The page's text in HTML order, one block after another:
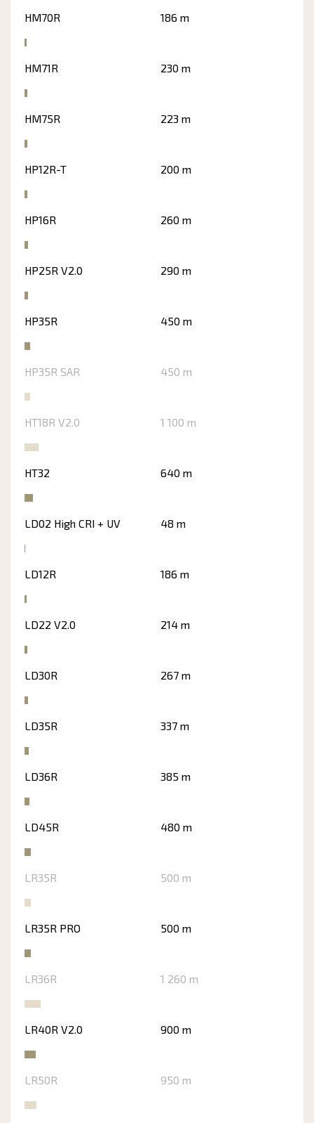
HM70R 186 m
HM71R 230 m
HM75R 223 m
HP12R-T 200 m
HP16R 260 m
HP25R V2.0 290 m
HP35R 450 m
HP35R SAR 450 m
HT18R V2.0 1 100 m
HT32 640 m
LD02 High CRI + UV 48 m
LD12R 186 m
LD22 V2.0 214 m
LD30R 267 m
LD35R 337 m
LD36R 385 m
LD45R 480 m
LR35R 500 m
LR35R PRO 500 m
LR36R 1 260 m
LR40R V2.0 900 m
LR50R 950 m